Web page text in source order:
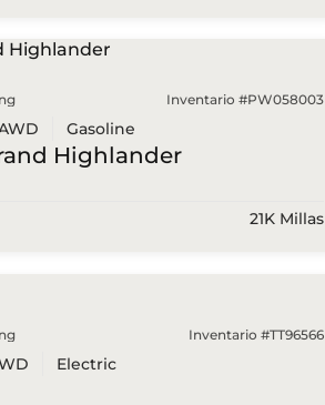
Inventario #PW058003
Gasoline
Highlander
21K Millas
Inventario #TT96566
Electric